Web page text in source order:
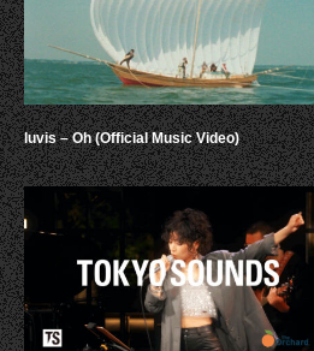
luvis – Oh (Official Music Video)